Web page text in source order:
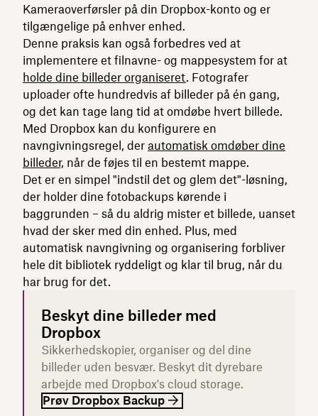
Kameraoverførsler på din Dropbox-konto og er
tilgængelige på enhver enhed.
Denne praksis kan også forbedres ved at
implementere et filnavne- og mappesystem for at
holde dine billeder organiseret. Fotografer
uploader ofte hundredvis af billeder på én gang,
og det kan tage lang tid at omdøbe hvert billede.
Med Dropbox kan du konfigurere en
navngivningsregel, der automatisk omdøber dine
billeder, når de føjes til en bestemt mappe.
Det er en simpel "indstil det og glem det"-løsning,
der holder dine fotobackups kørende i
baggrunden – så du aldrig mister et billede, uanset
hvad der sker med din enhed. Plus, med
automatisk navngivning og organisering forbliver
hele dit bibliotek ryddeligt og klar til brug, når du
har brug for det.
Beskyt dine billeder med
Dropbox
Sikkerhedskopier, organiser og del dine
billeder uden besvær. Beskyt dit dyrebare
arbejde med Dropbox's cloud storage.
Prøv Dropbox Backup